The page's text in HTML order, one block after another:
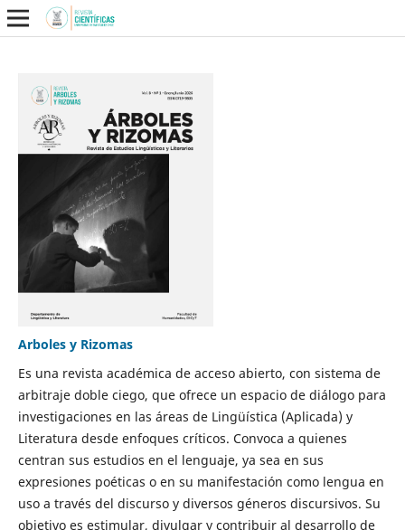
Arboles y Rizomas
Es una revista académica de acceso abierto, con sistema de
arbitraje doble ciego, que ofrece un espacio de diálogo para
investigaciones en las áreas de Lingüística (Aplicada) y
Literatura desde enfoques críticos. Convoca a quienes
centran sus estudios en el lenguaje, ya sea en sus
expresiones poéticas o en su manifestación como lengua en
uso a través del discurso y diversos géneros discursivos. Su
objetivo es estimular, divulgar y contribuir al desarrollo de